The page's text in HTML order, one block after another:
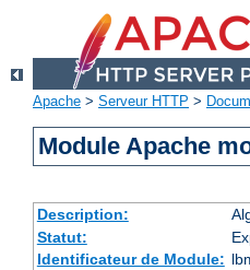
Apache > Serveur HTTP >
Module Apache
Description:
Statut:
Identificateur de Module: